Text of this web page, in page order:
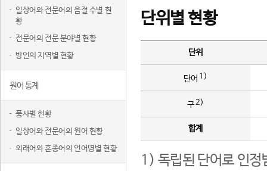
일상어와 전문어의 음절 수별 현
황
전문어의 전문 분야별 현황
방언의 지역별 현황
원어 통계
품사별 현황
일상어와 전문어의 원어 현황
외래어와 혼종어의 언어명별 현황
단위별 현황
단위
단어 1)
구2)
합계
1) 독립된 단어로 인정